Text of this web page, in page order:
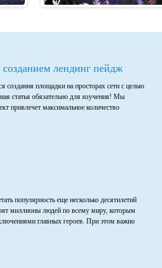
лендинг пейдж
создания площадки на просторах сети с целью
статья обязательно для изучения! Мы
привлечет максимальное количество
популярность еще несколько десятилетий
миллионы людей по всему миру, которым
главных героев. При этом важно